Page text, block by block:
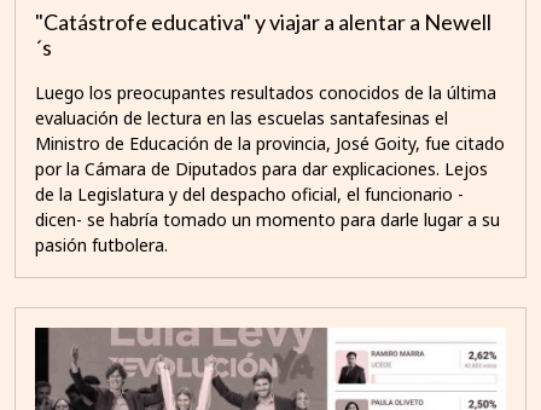
"Catástrofe educativa" y viajar a alentar a Newell
´s
Luego los preocupantes resultados conocidos de la última
evaluación de lectura en las escuelas santafesinas el
Ministro de Educación de la provincia, José Goity, fue citado
por la Cámara de Diputados para dar explicaciones. Lejos
de la Legislatura y del despacho oficial, el funcionario -
dicen- se habría tomado un momento para darle lugar a su
pasión futbolera.